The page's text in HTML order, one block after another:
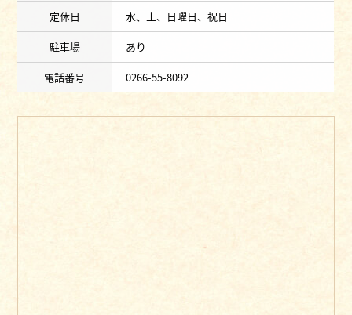
定休日 水、土、日曜日、祝日
駐車場 あり
電話番号 0266-55-8092